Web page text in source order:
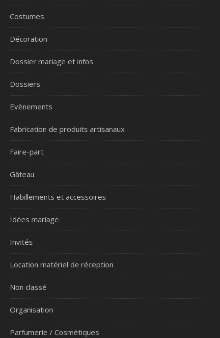
Costumes
Décoration
Dossier mariage et infos
Dossiers
Evènements
Fabrication de produits artisanaux
Faire-part
Gâteau
Habillements et accessoires
Idées mariage
Invités
Location matériel de réception
Non classé
Organisation
Parfumerie / Cosmétiques